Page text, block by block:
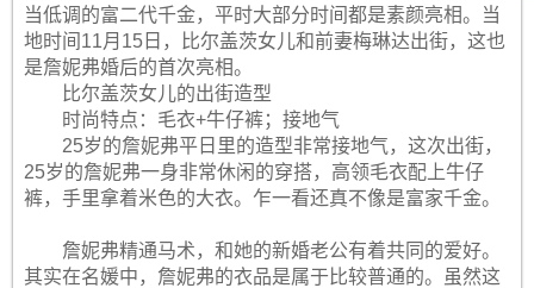
当低调的富二代千金，平时大部分时间都是素颜亮相。当
地时间11月15日，比尔盖茨女儿和前妻梅琳达出街，这也
是詹妮弗婚后的首次亮相。
比尔盖茨女儿的出街造型
时尚特点：毛衣+牛仔裤；接地气
25岁的詹妮弗平日里的造型非常接地气，这次出街，
25岁的詹妮弗一身非常休闲的穿搭，高领毛衣配上牛仔
裤，手里拿着米色的大衣。乍一看还真不像是富家千金。
詹妮弗精通马术，和她的新婚老公有着共同的爱好。
其实在名媛中，詹妮弗的衣品是属于比较普通的。虽然这